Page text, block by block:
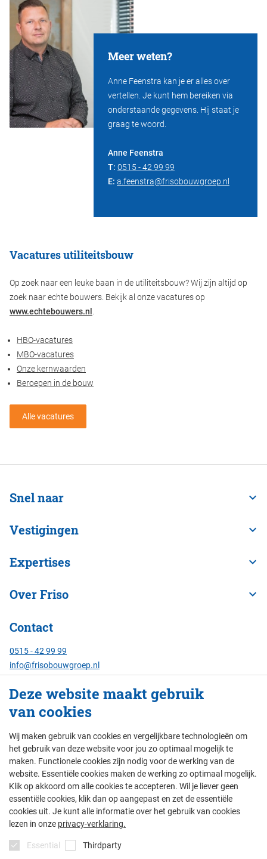
Meer weten?
Anne Feenstra kan je er alles over
vertellen. Je kunt hem bereiken via
onderstaande gegevens. Hij staat je
graag te woord.
Anne Feenstra
T: 0515 - 42 99 99
E: a.feenstra@frisobouwgroep.nl
Vacatures utiliteitsbouw
Op zoek naar een leuke baan in de utiliteitsbouw? Wij zijn altijd op
zoek naar echte bouwers. Bekijk al onze vacatures op
www.echtebouwers.nl .
HBO-vacatures
MBO-vacatures
Onze kernwaarden
Beroepen in de bouw
Alle vacatures
Snel naar
Vestigingen
Expertises
Over Friso
Contact
0515 - 42 99 99
info@frisobouwgroep.nl
Servicenummer
088 - 429 00 00
© Friso Bouwgroep 2026
colofon privacy thema's
disclaimer
algemene voorwaarden
Deze website maakt gebruik
van cookies
Wij maken gebruik van cookies en vergelijkbare technologieën om
het gebruik van deze website voor jou zo optimaal mogelijk te
maken. Functionele cookies zijn nodig voor de werking van de
website. Essentiële cookies maken de werking zo optimaal mogelijk.
Klik op akkoord om alle cookies te accepteren. Wil je liever geen
essentiële cookies, klik dan op aangepast en zet de essentiële
cookies uit. Je kunt alle informatie over het gebruik van cookies
lezen in onze privacy-verklaring.
Essential Thirdparty